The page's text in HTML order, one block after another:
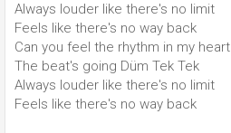
Always louder like there's no limit
Feels like there's no way back
Can you feel the rhythm in my heart
The beat's going Düm Tek Tek
Always louder like there's no limit
Feels like there's no way back